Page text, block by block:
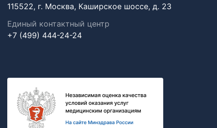
115522, г. Москва, Каширское шоссе, д. 23
Единый контактный центр
+7 (499) 444-24-24